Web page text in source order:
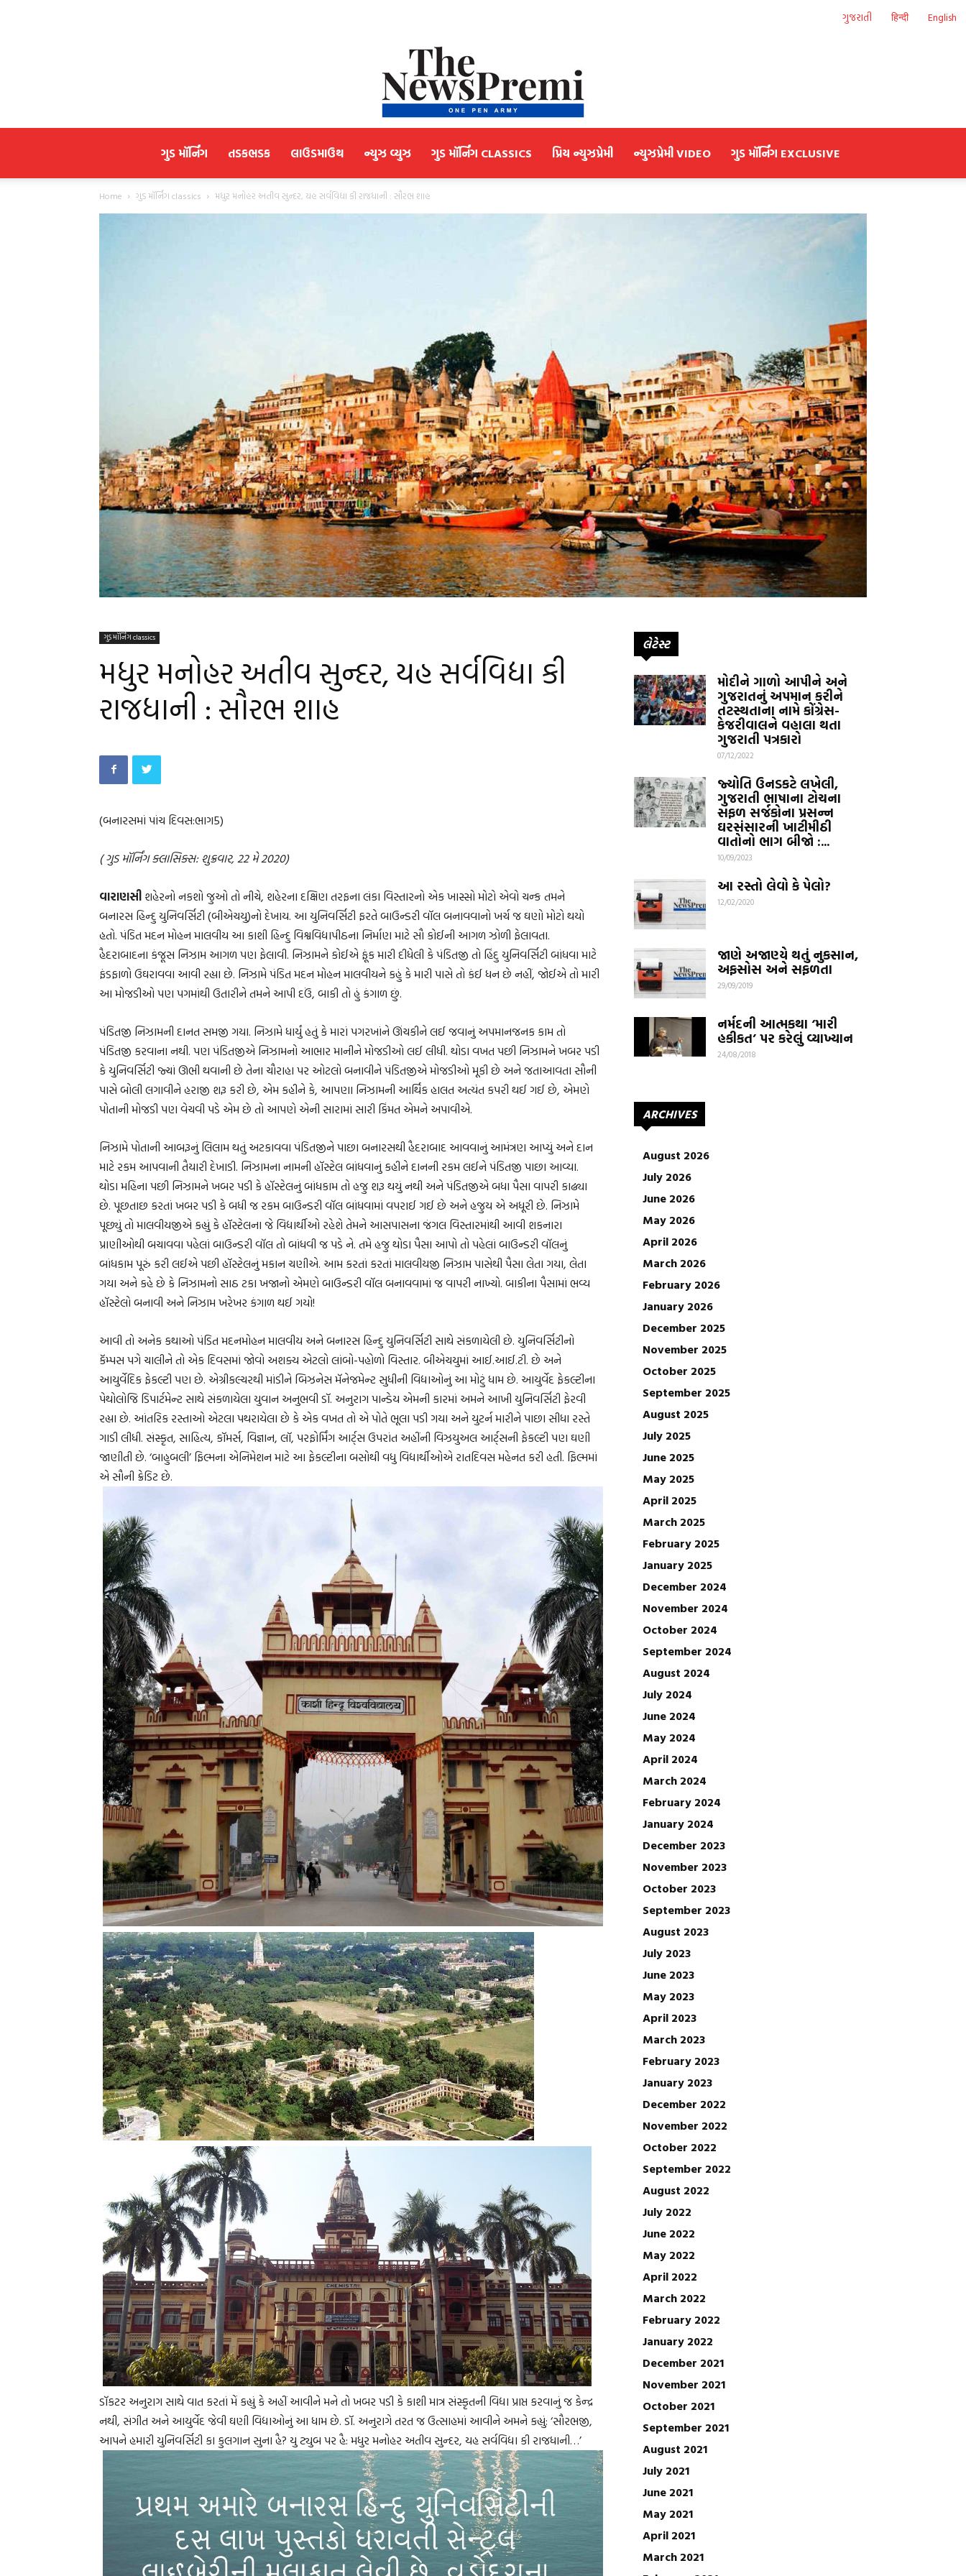
ગુજરાતી हिन्दी English
ગુડ મૉર્નિંગ તડકભડક લાઉડમાઉથ ન્યુઝ વ્યુઝ ગુડ મૉર્નિંગ CLASSICS પ્રિય ન્યુઝપ્રેમી ન્યુઝપ્રેમી VIDEO ગુડ મૉર્નિંગ EXCLUSIVE
Home ગુડ મૉર્નિંગ classics મધુર મનોહર અતીવ સુન્દર, યહ સર્વવિદ્યા કી રાજધાની : સૌરભ શાહ
ગુડ મૉર્નિંગ classics
મધુર મનોહર અતીવ સુન્દર, યહ સર્વવિદ્યા કી
રાજધાની : સૌરભ શાહ
(બનારસમાં પાંચ દિવસ:ભાગ5)
( ગુડ મૉર્નિંગ ક્લાસિક્સ: શુક્રવાર, 22 મે 2020)
વારાણસી શહેરનો નકશો જુઓ તો નીચે, શહેરના દક્ષિણ તરફના લંકા વિસ્તારનો એક ખાસ્સો મોટો એવો ચન્ક તમને
બનારસ હિન્દુ યુનિવર્સિટી (બીએચયુ)નો દેખાય. આ યુનિવર્સિટી ફરતે બાઉન્ડરી વૉલ બનાવવાનો ખર્ચ જ ઘણો મોટો થયો
હતો. પંડિત મદન મોહન માલવીય આ કાશી હિન્દુ વિશ્વવિદ્યાપીઠના નિર્માણ માટે સૌ કોઈની આગળ ઝોળી ફેલાવતા.
હૈદરાબાદના કંજૂસ નિઝામ આગળ પણ ફેલાવી. નિઝામને કોઈએ ફૂંક મારી દીધેલી કે પંડિતજી તો હિંદુ યુનિવર્સિટી બાંધવા માટે
ફંડફાળો ઉઘરાવવા આવી રહ્યા છે. નિઝામે પંડિત મદન મોહન માલવીયને કહું કે મારી પાસે તો કંઈ ધન છે નહીં, જોઈએ તો મારી
આ મોજડીઓ પણ પગમાંથી ઉતારીને તમને આપી દઉં, બાકી તો હું કંગાળ છું.
પંડિતજી નિઝામની દાનત સમજી ગયા. નિઝામે ધાર્યું હતું કે મારાં પગરખાંને ઊંચકીને લઈ જવાનું અપમાનજનક કામ તો
પંડિતજી કરવાના નથી. પણ પંડિતજીએ નિઝામનો આભાર માનીને મોજડીઓ લઈ લીધી. થોડા વખત પછી નિઝામને ખબર પડી
કે યુનિવર્સિટી જ્યાં ઊભી થવાની છે તેના ચૌરાહા પર ઓટલો બનાવીને પંડિતજીએ મોજડીઓ મૂકી છે અને જતાઆવતા સૌની
પાસે બોલી લગાવીને હરાજી શરૂ કરી છે, એમ કહીને કે, આપણા નિઝામની આર્થિક હાલત અત્યંત કપરી થઈ ગઈ છે, એમણે
પોતાની મોજડી પણ વેચવી પડે એમ છે તો આપણે એની સારામાં સારી કિંમત એમને અપાવીએ.
નિઝામે પોતાની આબરૂનું લિલામ થતું અટકાવવા પંડિતજીને પાછા બનારસથી હૈદરાબાદ આવવાનું આમંત્રણ આપ્યું અને દાન
માટે રકમ આપવાની તૈયારી દેખાડી. નિઝામના નામની હૉસ્ટેલ બાંધવાનું કહીને દાનની રકમ લઈને પંડિતજી પાછા આવ્યા.
થોડા મહિના પછી નિઝામને ખબર પડી કે હૉસ્ટેલનું બાંધકામ તો હજુ શરૂ થયું નથી અને પંડિતજીએ બધા પૈસા વાપરી કાઢ્યા
છે. પૂછતાછ કરતાં ખબર પડી કે બધી જ રકમ બાઉન્ડરી વૉલ બાંધવામાં વપરાઈ ગઈ છે અને હજુય એ અધૂરી છે. નિઝામે
પૂછ્યું તો માલવીયજીએ કહ્યું કે હૉસ્ટેલના જે વિદ્યાર્થીઓ રહેશે તેમને આસપાસના જંગલ વિસ્તારમાંથી આવી શકનારા
પ્રાણીઓથી બચાવવા પહેલાં બાઉન્ડરી વૉલ તો બાંધવી જ પડે ને. તમે હજુ થોડા પૈસા આપો તો પહેલાં બાઉન્ડરી વૉલનું
બાંધકામ પૂરું કરી લઈએ પછી હૉસ્ટેલનું મકાન ચણીએ. આમ કરતાં કરતાં માલવીયજી નિઝામ પાસેથી પૈસા લેતા ગયા, લેતા
ગયા અને કહે છે કે નિઝામનો સાઠ ટકા ખજાનો એમણે બાઉન્ડરી વૉલ બનાવવામાં જ વાપરી નાખ્યો. બાકીના પૈસામાં ભવ્ય
હૉસ્ટેલો બનાવી અને નિઝામ ખરેખર કંગાળ થઈ ગયો!
આવી તો અનેક કથાઓ પંડિત મદનમોહન માલવીય અને બનારસ હિન્દુ યુનિવર્સિટી સાથે સંકળાયેલી છે. યુનિવર્સિટીનો
કૅમ્પસ પગે ચાલીને તો એક દિવસમાં જોવો અશક્ય એટલો લાંબો-પહોળો વિસ્તાર. બીએચયુમાં આઈ.આઈ.ટી. છે અને
આયુર્વેદિક ફેકલ્ટી પણ છે. એગ્રીકલ્ચરથી માંડીને બિઝનેસ મૅનેજમેન્ટ સુધીની વિદ્યાઓનું આ મોટું ધામ છે. આયુર્વેદ ફેકલ્ટીના
પેથોલોજિ ડિપાર્ટમેન્ટ સાથે સંકળાયેલા યુવાન અનુભવી ડૉ. અનુરાગ પાન્ડેય એમની કારમાં અમને આખી યુનિવર્સિટી ફેરવી
રહ્યા છે. આંતરિક રસ્તાઓ એટલા પથરાયેલા છે કે એક વખત તો એ પોતે ભૂલા પડી ગયા અને યુટર્ન મારીને પાછા સીધા રસ્તે
ગાડી લીધી. સંસ્કૃત, સાહિત્ય, કૉમર્સ, વિજ્ઞાન, લૉ, પરફોર્મિંગ આર્ટ્સ ઉપરાંત અહીંની વિઝયુઅલ આર્ટ્સની ફેકલ્ટી પણ ઘણી
જાણીતી છે. ‘બાહુબલી’ ફિલ્મના એનિમેશન માટે આ ફેકલ્ટીના બસોથી વધુ વિદ્યાર્થીઓએ રાતદિવસ મહેનત કરી હતી. ફિલ્મમાં
એ સૌની ક્રેડિટ છે.
ડૉકટર અનુરાગ સાથે વાત કરતાં મેં કહ્યું કે અહીં આવીને મને તો ખબર પડી કે કાશી માત્ર સંસ્કૃતની વિદ્યા પ્રાપ્ત કરવાનું જ કેન્દ્ર
નથી, સંગીત અને આયુર્વેદ જેવી ઘણી વિદ્યાઓનું આ ધામ છે. ડૉ. અનુરાગે તરત જ ઉત્સાહમાં આવીને અમને કહ્યું: ‘સૌરભજી,
આપને હમારી યુનિવર્સિટી કા કુલગાન સુના હૈ? યુ ટ્યુબ પર હૈ: મધુર મનોહર અતીવ સુન્દર, યહ સર્વવિદ્યા કી રાજધાની…’
લેટેસ્ટ
મોદીને ગાળો આપીને અને
ગુજરાતનું અપમાન કરીને
તટસ્થતાના નામે કોંગ્રેસ-
કેજરીવાલને વહાલા થતા
ગુજરાતી પત્રકારો
07/12/2022
જ્યોતિ ઉનડકટે લખેલી,
ગુજરાતી ભાષાના ટોચના
સફળ સર્જકોના પ્રસન્ન
ઘરસંસારની ખાટીમીઠી
વાતોનો ભાગ બીજો :...
10/09/2023
આ રસ્તો લેવો કે પેલો?
12/02/2020
જાણે અજાણ્યે થતું નુકસાન,
અફસોસ અને સફળતા
29/09/2019
નર્મદની આત્મકથા ‘મારી
હકીકત’ પર કરેલું વ્યાખ્યાન
24/08/2018
ARCHIVES
August 2026
July 2026
June 2026
May 2026
April 2026
March 2026
February 2026
January 2026
December 2025
November 2025
October 2025
September 2025
August 2025
July 2025
June 2025
May 2025
April 2025
March 2025
February 2025
January 2025
December 2024
November 2024
October 2024
September 2024
August 2024
July 2024
June 2024
May 2024
April 2024
March 2024
February 2024
January 2024
December 2023
November 2023
October 2023
September 2023
August 2023
July 2023
June 2023
May 2023
April 2023
March 2023
February 2023
January 2023
December 2022
November 2022
October 2022
September 2022
August 2022
July 2022
June 2022
May 2022
April 2022
March 2022
February 2022
January 2022
December 2021
November 2021
October 2021
September 2021
August 2021
July 2021
June 2021
May 2021
April 2021
March 2021